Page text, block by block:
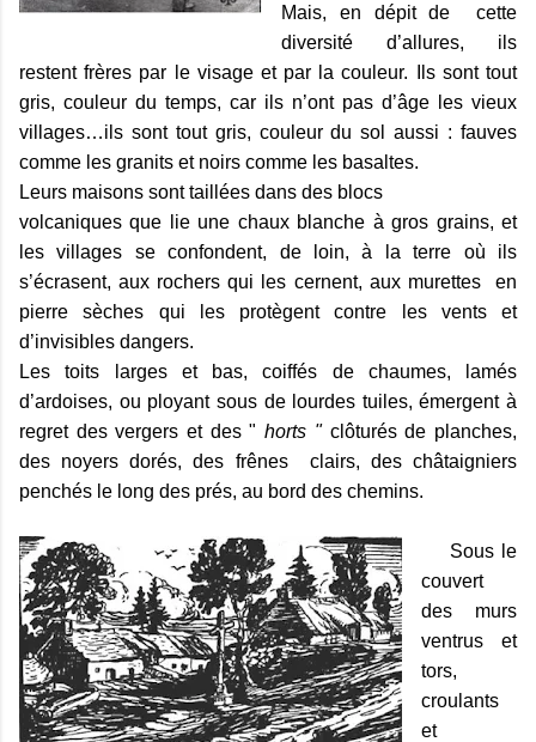
Mais, en dépit de
cette
diversité d’allures, ils
restent frères par le visage et par la couleur. Ils sont tout
gris, couleur du temps, car ils n’ont pas d’âge les vieux
villages…ils sont tout gris, couleur du sol aussi : fauves
comme les granits et noirs comme les basaltes.
Leurs maisons sont taillées dans des blocs
volcaniques que lie une chaux blanche à gros grains, et
les villages se confondent, de loin, à la terre où ils
s’écrasent, aux rochers qui les cernent, aux murettes
en
pierre sèches qui les protègent contre les vents et
d’invisibles dangers.
Les toits larges et bas, coiffés de chaumes, lamés
d’ardoises, ou ployant sous de lourdes tuiles, émergent à
regret des vergers et des "horts " clôturés de planches,
des noyers dorés, des frênes
clairs, des châtaigniers
penchés le long des prés, au bord des chemins.
Sous le
couvert
des murs
ventrus et
tors,
croulants
et